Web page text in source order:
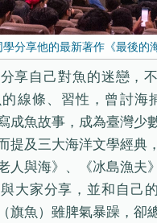
分享他的最新著作《最後的
享自己對魚的迷戀，
線條、習性，曾討海
成魚故事，成為臺灣少
提及三大海洋文學經典
人與海》、《冰島漁夫
大家分享，並和自己
旗魚）雖脾氣暴躁，卻